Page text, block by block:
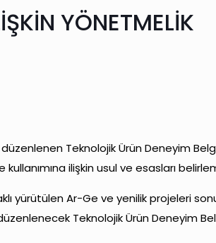
YÖNETMELİK
Teknolojik Ürün Deneyim
ilişkin usul ve esasları
yürütülen Ar-Ge ve yenilik projeleri
Teknolojik Ürün Deneyim